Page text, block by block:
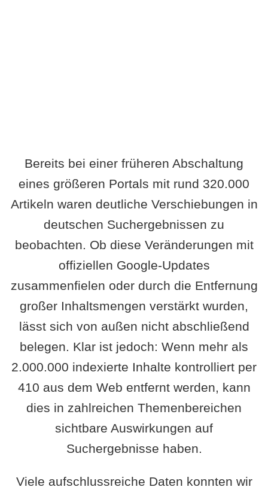
Bereits bei einer früheren Abschaltung
eines größeren Portals mit rund 320.000
Artikeln waren deutliche Verschiebungen in
deutschen Suchergebnissen zu
beobachten. Ob diese Veränderungen mit
offiziellen Google-Updates
zusammenfielen oder durch die Entfernung
großer Inhaltsmengen verstärkt wurden,
lässt sich von außen nicht abschließend
belegen. Klar ist jedoch: Wenn mehr als
2.000.000 indexierte Inhalte kontrolliert per
410 aus dem Web entfernt werden, kann
dies in zahlreichen Themenbereichen
sichtbare Auswirkungen auf
Suchergebnisse haben.
Viele aufschlussreiche Daten konnten wir